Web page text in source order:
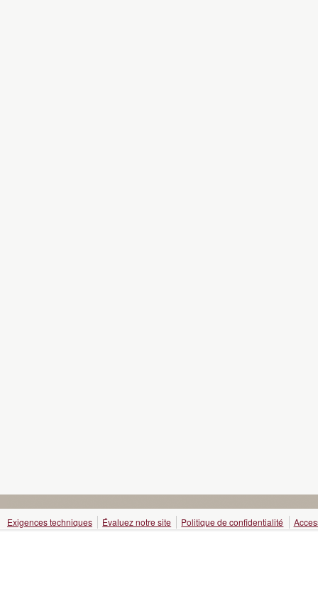
Exigences techniques Évaluez notre site Politique de confidentialité